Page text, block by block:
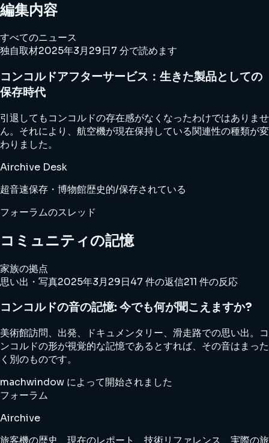
編集内容
すべてのニュース
独自取材2025年3月29日7 分で読めます
コンコルドアフターサービス：生きた製品としての
保存時代
引退してもコンコルドの存在感がなくなったわけではありませ
ん。それにより、航空機が現在保持している関連性の種類が変
わりました。
Airchive Desk
超音速保存・博物館歴史的/保存されている
フォーラムのスレッド
コミュニティの記憶
家族の拠点
思い出・写真2025年3月29日47 件の返信211 件の反応
コンコルドの音の記憶: 今でも何が聞こえますか?
美術館訪問、出発、ドキュメンタリー、滑走路での思い出。コ
ンコルドの形が視覚的な記憶であるとすれば、その音はまった
く別のものです。
machwindow によって開始されました
フォーラム
Airchive
旅客機の歴史、現在のレポート、技術リファレンス、実際の旅